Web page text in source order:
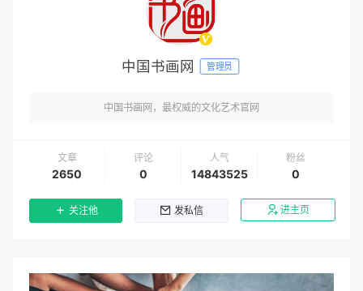
中国书画网 管理员
中国书画网，最权威的文化艺术官网
文章
2650
评论
0
人气
14843525
粉丝
0
关注他 发私信 进主页